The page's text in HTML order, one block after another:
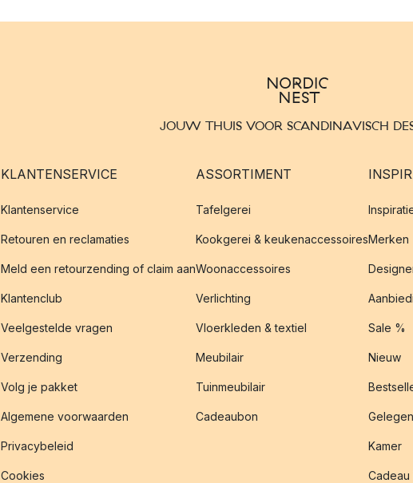
JOUW THUIS VOOR SCANDINAVISCH
KLANTENSERVICE
Klantenservice
Retouren en reclamaties
Meld een retourzending of claim aan
Klantenclub
Veelgestelde vragen
Verzending
Volg je pakket
Algemene voorwaarden
Privacybeleid
Cookies
ASSORTIMENT
Tafelgerei
Kookgerei & keukenaccessoires
Woonaccessoires
Verlichting
Vloerkleden & textiel
Meubilair
Tuinmeubilair
Cadeaubon
Merken
Sale %
Nieuw
Kamer